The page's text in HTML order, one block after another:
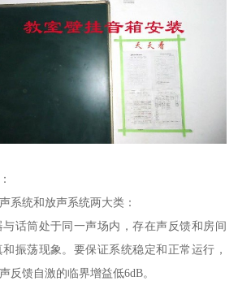
系统和放声系统两大类：
话筒处于同一声场内，存在声反馈和房间
振荡现象。要保证系统稳定和正常运行，
反馈自激的临界增益低6dB。